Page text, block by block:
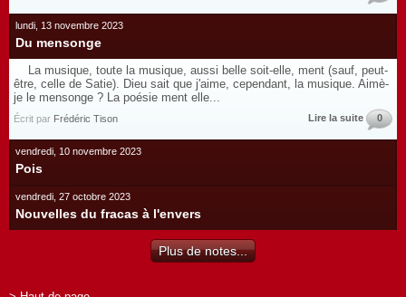
lundi, 13 novembre 2023
Du mensonge
La musique, toute la musique, aussi belle soit-elle, ment (sauf, peut-
être, celle de Satie). Dieu sait que j'aime, cependant, la musique. Aimè-
je le mensonge ? La poésie ment elle...
Écrit par Frédéric Tison Lire la suite 0
vendredi, 10 novembre 2023
Pois
vendredi, 27 octobre 2023
Nouvelles du fracas à l'envers
Plus de notes...